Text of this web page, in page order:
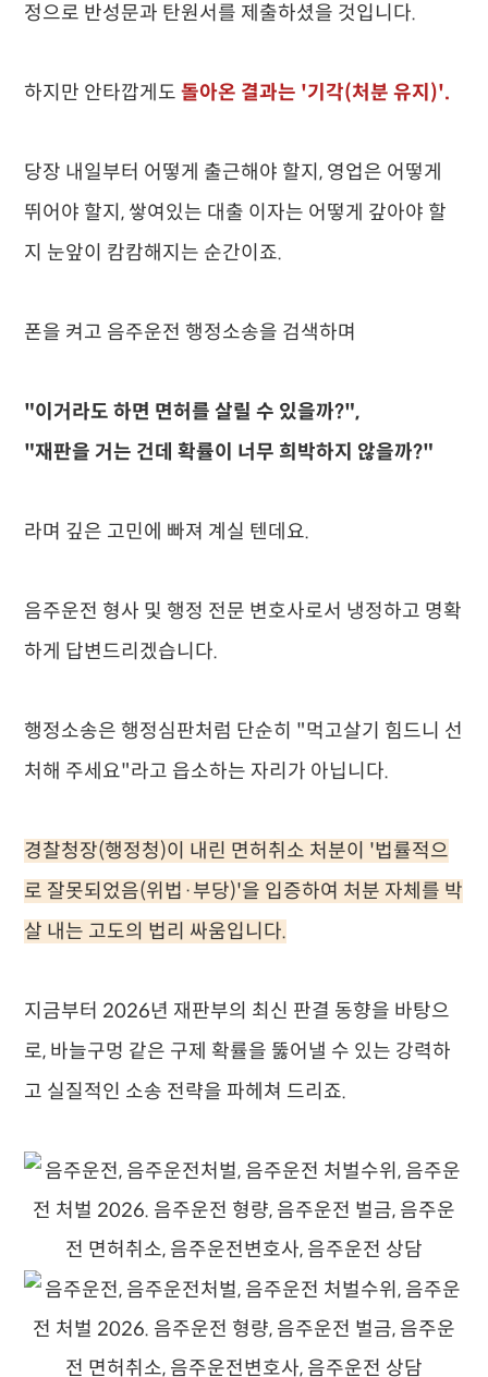
정으로 반성문과 탄원서를 제출하셨을 것입니다.
하지만 안타깝게도돌아온 결과는 '기각(처분 유지)'.
당장 내일부터 어떻게 출근해야 할지, 영업은 어떻게
뛰어야 할지, 쌓여있는 대출 이자는 어떻게 갚아야 할
지 눈앞이 캄캄해지는 순간이죠.
폰을 켜고 음주운전 행정소송을 검색하며
"이거라도 하면 면허를 살릴 수 있을까?",
"재판을 거는 건데 확률이 너무 희박하지 않을까?"
라며 깊은 고민에 빠져 계실 텐데요.
음주운전 형사 및 행정 전문 변호사로서 냉정하고 명확
하게 답변드리겠습니다.
행정소송은 행정심판처럼 단순히 "먹고살기 힘드니 선
처해 주세요"라고 읍소하는 자리가 아닙니다.
경찰청장(행정청)이 내린 면허취소 처분이 '법률적으
로 잘못되었음(위법·부당)'을 입증하여 처분 자체를 박
살 내는 고도의 법리 싸움입니다.
지금부터 2026년 재판부의 최신 판결 동향을 바탕으
로, 바늘구멍 같은 구제 확률을 뚫어낼 수 있는 강력하
고 실질적인 소송 전략을 파헤쳐 드리죠.